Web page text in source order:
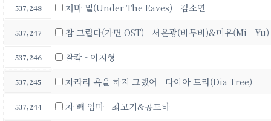
537,248 처마 밑(Under The Eaves) - 김소연
537,247 참 그립다(가면 OST) - 서은광(비투비)&미유(Mi - Yu)
537,246 찰칵 - 이지형
537,245 차라리 욕을 하지 그랬어 - 다이아 트리(Dia Tree)
537,244 차 빼 임마 - 최고기&공도하